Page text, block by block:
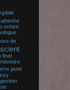
enfant
de
finel
mémoire
janet